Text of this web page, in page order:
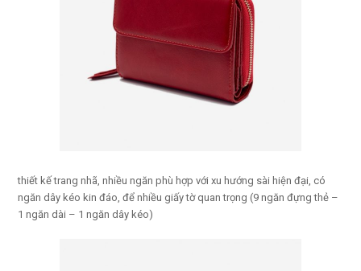
thiết kế trang nhã, nhiều ngăn phù hợp với xu hướng sài hiện đại, có
ngăn dây kéo kin đáo, để nhiều giấy tờ quan trọng (9 ngăn đựng thẻ –
1 ngăn dài – 1 ngăn dây kéo)